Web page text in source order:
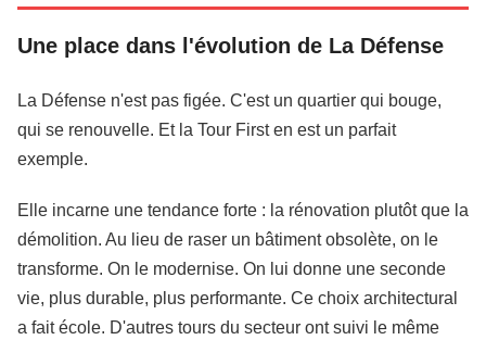
Une place dans l'évolution de La Défense
La Défense n'est pas figée. C'est un quartier qui bouge,
qui se renouvelle. Et la Tour First en est un parfait
exemple.
Elle incarne une tendance forte : la rénovation plutôt que la
démolition. Au lieu de raser un bâtiment obsolète, on le
transforme. On le modernise. On lui donne une seconde
vie, plus durable, plus performante. Ce choix architectural
a fait école. D'autres tours du secteur ont suivi le même